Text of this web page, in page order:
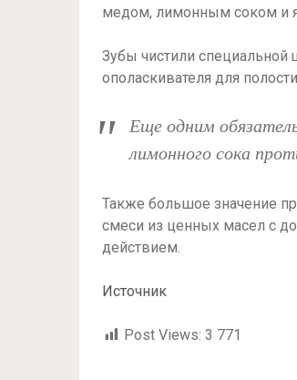
медом, лимонным соком и
Зубы чистили специальной
ополаскивателя для
Еще одним
лимонного сока
Также большое значение
смеси из ценных масел с
действием.
Источник
Post Views: 3 771